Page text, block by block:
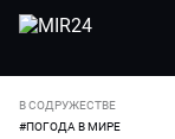
В СОДРУЖЕСТВЕ
#ПОГОДА В МИРЕ